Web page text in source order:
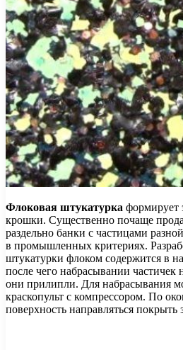
Флоковая штукатурка формирует
крошки. Существенно почаще
раздельно банки с частицами
в промышленных критериях.
штукатурки флоком содержится в
после чего набрасывании частичек
они прилипли. Для набрасывания
краскопульт с компрессором. По
поверхность направляться